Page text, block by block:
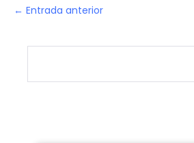
← Entrada anterior